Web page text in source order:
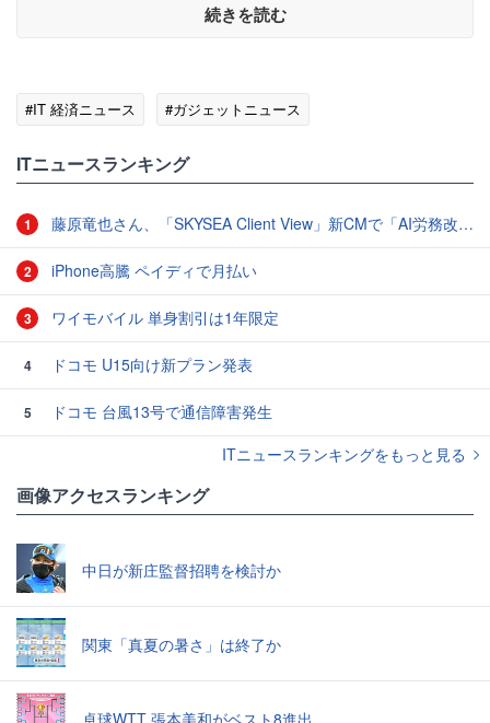
続きを読む
#IT 経済ニュース #ガジェットニュース
ITニュースランキング
1 藤原竜也さん、「SKYSEA Client View」新CMで「AI労務改善」をアピール 働き方をAIが分析したら「すぐに休んで」と言われる？
2 iPhone高騰 ペイディで月払い
3 ワイモバイル 単身割引は1年限定
4 ドコモ U15向け新プラン発表
5
ドコモ 台風13号で通信障害発生
ITニュースランキングをもっと見る
画像アクセスランキング
中日が新庄監督招聘を検討か
関東「真夏の暑さ」は終了か
卓球WTT 張本美和がベスト8進出